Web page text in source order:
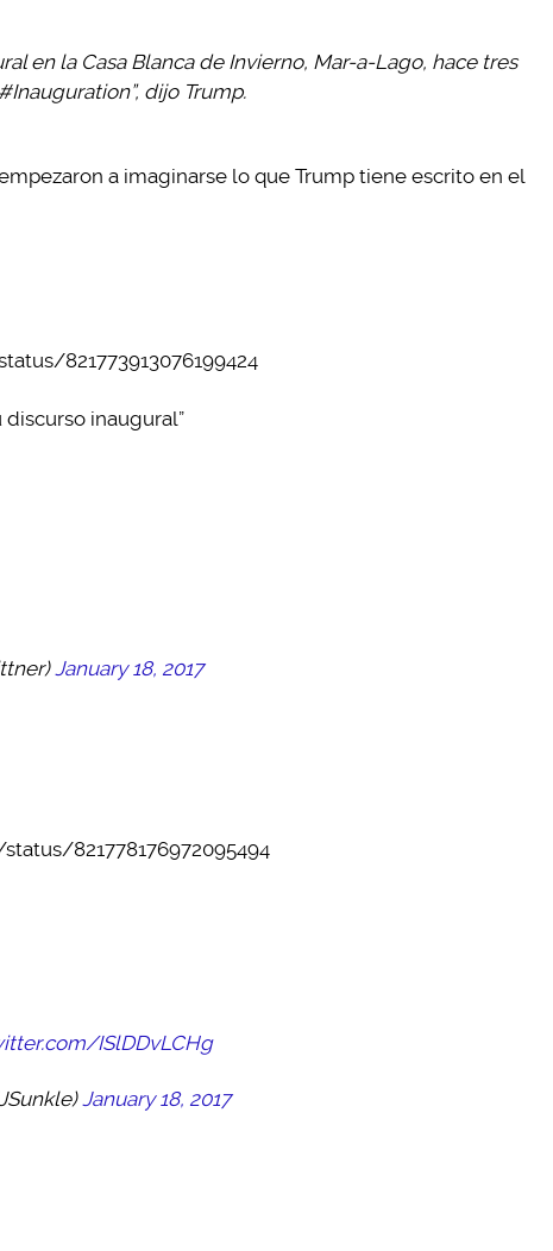
en la Casa Blanca de Invierno, Mar-a-Lago, hace tres
dijo Trump.
a imaginarse lo que Trump tiene escrito en el
821773913076199424
discurso inaugural”
January 18, 2017
821778176972095494
ISlDDvLCHg
January 18, 2017